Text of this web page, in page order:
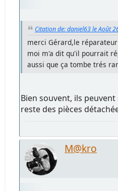
Citation de: daniel63 le Août
merci Gérard,le
moi m'a dit qu'il pourrait
aussi que ça tombe trés
Bien souvent, ils
reste des pièces
M@kro